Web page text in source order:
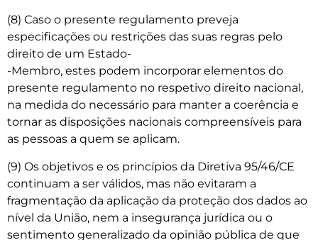
(8) Caso o presente regulamento preveja
especificações ou restrições das suas regras pelo
direito de um Estado-
-Membro, estes podem incorporar elementos do
presente regulamento no respetivo direito nacional,
na medida do necessário para manter a coerência e
tornar as disposições nacionais compreensíveis para
as pessoas a quem se aplicam.
(9) Os objetivos e os princípios da Diretiva 95/46/CE
continuam a ser válidos, mas não evitaram a
fragmentação da aplicação da proteção dos dados ao
nível da União, nem a insegurança jurídica ou o
sentimento generalizado da opinião pública de que